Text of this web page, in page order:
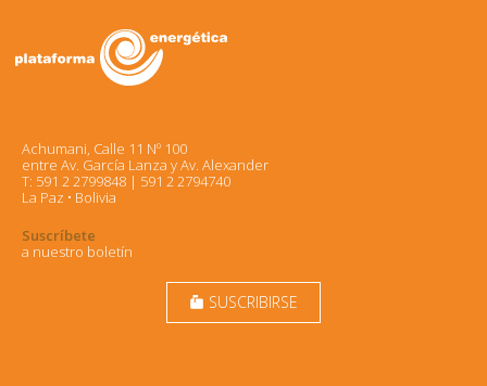
Achumani, Calle 11 Nº 100
entre Av. García Lanza y Av. Alexander
T: 591 2 2799848 | 591 2 2794740
La Paz • Bolivia
Suscríbete
a nuestro boletín
markunread_mailbox SUSCRIBIRSE